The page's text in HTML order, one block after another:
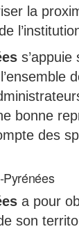
la
s’appuie
bonne
des
a pour
son